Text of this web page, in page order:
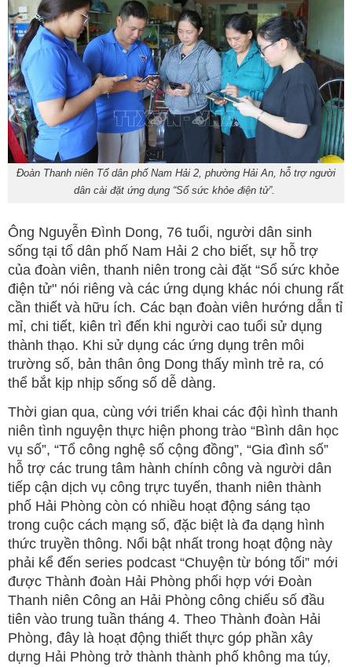
Đoàn Thanh niên Tổ dân phố Nam Hải 2, phường Hải An, hỗ trợ người
dân cài đặt ứng dụng “Sổ sức khỏe điện tử”.
Ông Nguyễn Đình Dong, 76 tuổi, người dân sinh
sống tại tổ dân phố Nam Hải 2 cho biết, sự hỗ trợ
của đoàn viên, thanh niên trong cài đặt “Sổ sức khỏe
điện tử" nói riêng và các ứng dụng khác nói chung rất
cần thiết và hữu ích. Các bạn đoàn viên hướng dẫn tỉ
mỉ, chi tiết, kiên trì đến khi người cao tuổi sử dụng
thành thạo. Khi sử dụng các ứng dụng trên môi
trường số, bản thân ông Dong thấy mình trẻ ra, có
thể bắt kịp nhịp sống số dễ dàng.
Thời gian qua, cùng với triển khai các đội hình thanh
niên tình nguyện thực hiện phong trào “Bình dân học
vụ số”, “Tổ công nghệ số cộng đồng”, “Gia đình số”
hỗ trợ các trung tâm hành chính công và người dân
tiếp cận dịch vụ công trực tuyến, thanh niên thành
phố Hải Phòng còn có nhiều hoạt động sáng tạo
trong cuộc cách mạng số, đặc biệt là đa dạng hình
thức truyền thông. Nổi bật nhất trong hoạt động này
phải kể đến series podcast “Chuyện từ bóng tối” mới
được Thành đoàn Hải Phòng phối hợp với Đoàn
Thanh niên Công an Hải Phòng công chiếu số đầu
tiên vào trung tuần tháng 4. Theo Thành đoàn Hải
Phòng, đây là hoạt động thiết thực góp phần xây
dựng Hải Phòng trở thành thành phố không ma túy,